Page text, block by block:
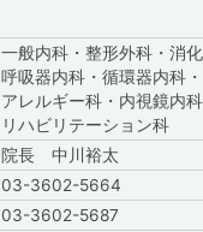
一般内科・整形外科・消化
呼吸器内科・循環器内科
アレルギー科・内視鏡内科
リハビリテーション科
院長 中川裕太
03-3602-5664
03-3602-5687